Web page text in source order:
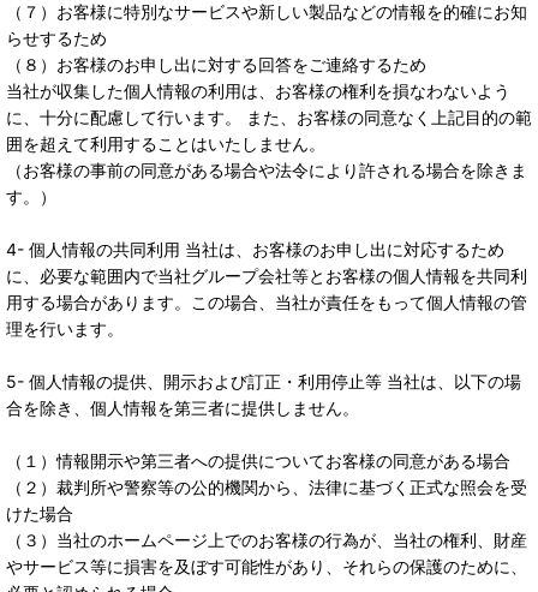
（７）お客様に特別なサービスや新しい製品などの情報を的確にお知
らせするため
（８）お客様のお申し出に対する回答をご連絡するため
当社が収集した個人情報の利用は、お客様の権利を損なわないよう
に、十分に配慮して行います。 また、お客様の同意なく上記目的の範
囲を超えて利用することはいたしません。
（お客様の事前の同意がある場合や法令により許される場合を除きま
す。）
4- 個人情報の共同利用 当社は、お客様のお申し出に対応するため
に、必要な範囲内で当社グループ会社等とお客様の個人情報を共同利
用する場合があります。この場合、当社が責任をもって個人情報の管
理を行います。
5- 個人情報の提供、開示および訂正・利用停止等 当社は、以下の場
合を除き、個人情報を第三者に提供しません。
（１）情報開示や第三者への提供についてお客様の同意がある場合
（２）裁判所や警察等の公的機関から、法律に基づく正式な照会を受
けた場合
（３）当社のホームページ上でのお客様の行為が、当社の権利、財産
やサービス等に損害を及ぼす可能性があり、それらの保護のために、